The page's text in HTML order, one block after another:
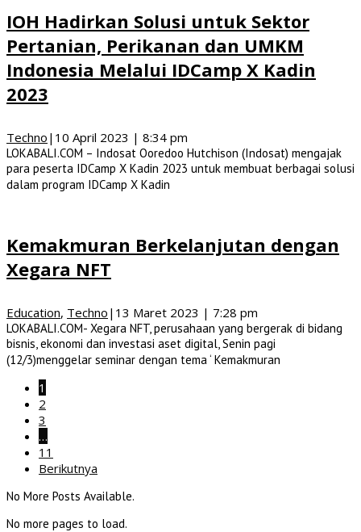
IOH Hadirkan Solusi untuk Sektor
Pertanian, Perikanan dan UMKM
Indonesia Melalui IDCamp X Kadin
2023
Techno | 10 April 2023 | 8:34 pm
LOKABALI.COM – Indosat Ooredoo Hutchison (Indosat) mengajak
para peserta IDCamp X Kadin 2023 untuk membuat berbagai solusi
dalam program IDCamp X Kadin
Kemakmuran Berkelanjutan dengan
Xegara NFT
Education, Techno | 13 Maret 2023 | 7:28 pm
LOKABALI.COM- Xegara NFT, perusahaan yang bergerak di bidang
bisnis, ekonomi dan investasi aset digital, Senin pagi
(12/3)menggelar seminar dengan tema ‘ Kemakmuran
1
2
3
…
11
Berikutnya
No More Posts Available.
No more pages to load.